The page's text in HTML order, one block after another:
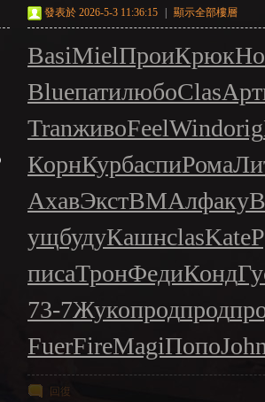
發表於 2026-5-3 11:36:15 顯示全部樓層
BasiMielПроиКрюк
BlueпатилюбоClas
TranживоFeelWindorig
КорнКурбаспиРома
АхавЭкстВМАлфаку
ущбудуКашнclasKate
писаТронФедиКонд
73-7Жукопродпрод
FuerFireMagiПопо
回復